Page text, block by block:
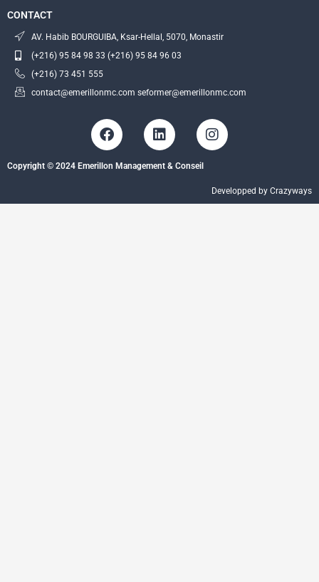
CONTACT
AV. Habib BOURGUIBA, Ksar-Hellal, 5070, Monastir
(+216) 95 84 98 33 (+216) 95 84 96 03
(+216) 73 451 555
contact@emerillonmc.com seformer@emerillonmc.com
F
a
e
o
L
i
k
d
I
n
a
g
Copyright © 2024 Emerillon Management & Conseil
Developped by Crazyways